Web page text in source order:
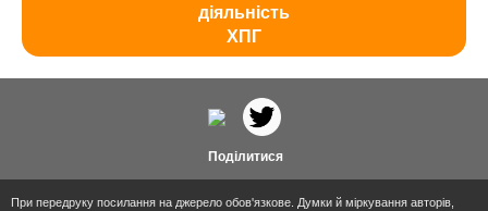
діяльність
ХПГ
Поділитися
При передруку посилання на джерело обов'язкове. Думки й міркування авторів,